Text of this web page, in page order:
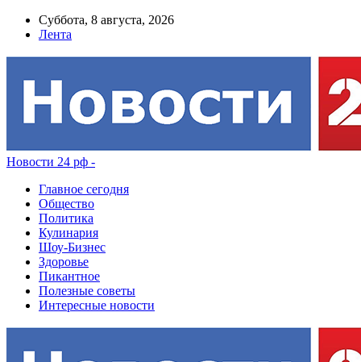
Суббота, 8 августа, 2026
Лента
Новости 24 рф -
Главное сегодня
Общество
Политика
Кулинария
Шоу-Бизнес
Здоровье
Пикантное
Полезные советы
Интересные новости